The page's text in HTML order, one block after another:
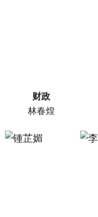
财政
林春煌